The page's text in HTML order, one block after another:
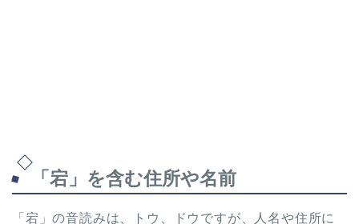
「宕」を含む住所や名前
「宕」の音読みは、トウ、ドウですが、人名や住所に